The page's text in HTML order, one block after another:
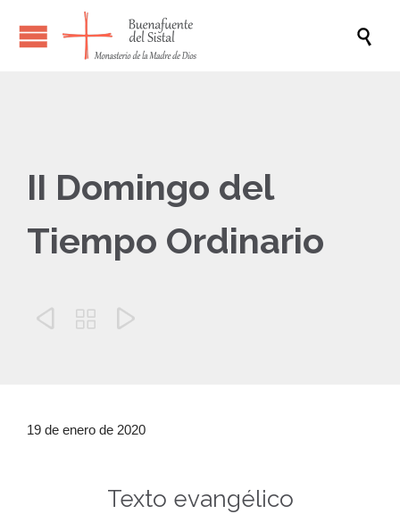

II Domingo del
Tiempo Ordinario
  
19 de enero de 2020
Texto evangélico